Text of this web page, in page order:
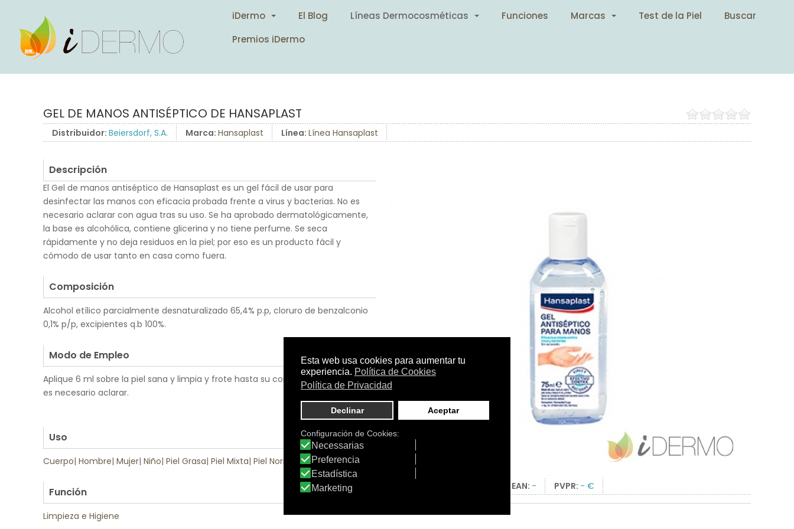
iDermo El Blog Líneas Dermocosméticas Funciones Marcas Test de la Piel
Buscar
Premios iDermo
GEL DE MANOS ANTISÉPTICO DE HANSAPLAST
Distribuidor: Beiersdorf, S.A. Marca: Hansaplast Línea: Línea Hansaplast
EAN: - PVPR: - €
Descripción
El Gel de manos antiséptico de Hansaplast es un gel fácil de usar para
desinfectar las manos con eficacia probada frente a virus y bacterias. No es
necesario aclarar con agua tras su uso. Se ha aprobado dermatológicamente,
la base es alcohólica, contiene glicerina y no tiene perfume. Se seca
rápidamente y no deja residuos en la piel; por eso es un producto fácil y
cómodo de usar tanto en casa como fuera.
Composición
Alcohol etílico parcialmente desnaturalizado 65,4% p.p, cloruro de benzalconio
0,1% p/p, excipientes q.b 100%.
Modo de Empleo
Aplique 6 ml sobre la piel sana y limpia y frote hasta su completa absorción. No
es necesario aclarar.
Uso
Cuerpo| Hombre| Mujer| Niño| Piel Grasa| Piel Mixta| Piel Normal |Piel Seca
Función
Limpieza e Higiene